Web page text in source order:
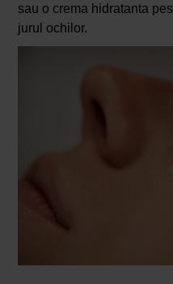
sau o crema hidratanta
jurul ochilor.